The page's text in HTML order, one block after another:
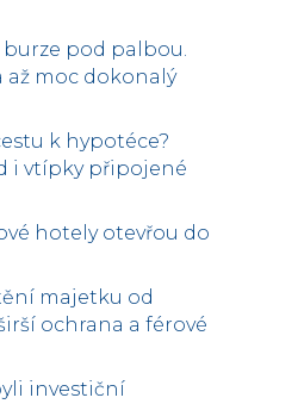
burze pod palbou.
až moc dokonalý
k hypotéce?
i vtípky připojené
hotely otevřou do
majetku od
ochrana a férové
investiční